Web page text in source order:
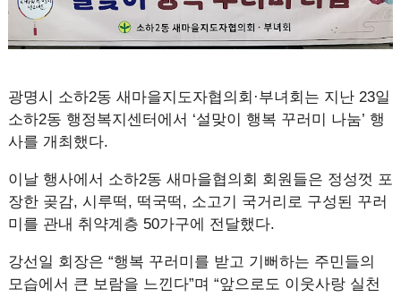
광명시 소하2동 새마을지도자협의회·부녀회는 지난 23일
소하2동 행정복지센터에서 ‘설맞이 행복 꾸러미 나눔’ 행
사를 개최했다.
이날 행사에서 소하2동 새마을협의회 회원들은 정성껏 포
장한 곶감, 시루떡, 떡국떡, 소고기 국거리로 구성된 꾸러
미를 관내 취약계층 50가구에 전달했다.
강선일 회장은 “행복 꾸러미를 받고 기뻐하는 주민들의
모습에서 큰 보람을 느낀다”며 “앞으로도 이웃사랑 실천